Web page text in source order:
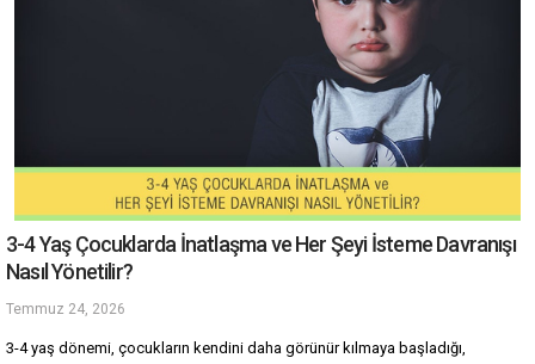
3-4 Yaş Çocuklarda İnatlaşma ve Her Şeyi İsteme Davranışı
Nasıl Yönetilir?
Temmuz 24, 2026
3-4 yaş dönemi, çocukların kendini daha görünür kılmaya başladığı,